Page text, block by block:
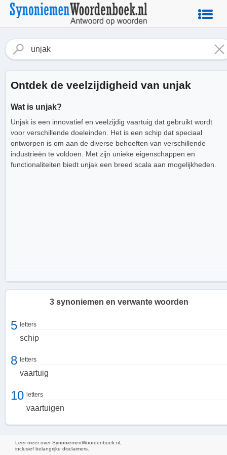
Ontdek de veelzijdigheid van unjak
Wat is unjak?
Unjak is een innovatief en veelzijdig vaartuig dat gebruikt wordt
voor verschillende doeleinden. Het is een schip dat speciaal
ontworpen is om aan de diverse behoeften van verschillende
industrieën te voldoen. Met zijn unieke eigenschappen en
functionaliteiten biedt unjak een breed scala aan mogelijkheden.
Unjak is uitgerust met geavanceerde technologieën en heeft een
flexibel ontwerp dat aanpasbaar is aan verschillende
3 synoniemen en verwante woorden
5 letters
schip
8 letters
vaartuig
10 letters
vaartuigen
Leer meer over SynoniemenWoordenboek.nl,
inclusief belangrijke disclaimers.